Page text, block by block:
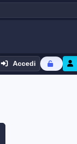
Accedi